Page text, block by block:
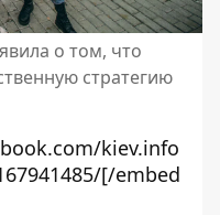
о том, что
стратегию
kiev.info
[/embed